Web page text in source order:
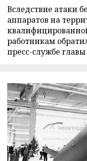
Вследствие атаки
аппаратов на
работникам
пресс-службе